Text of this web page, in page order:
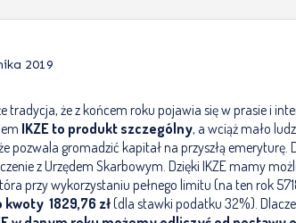
2019
tradycja, że z końcem roku pojawia się w prasie i
IKZE to produkt szczególny, a wciąż mało
pozwala gromadzić kapitał na przyszłą
z Urzędem Skarbowym. Dzięki IKZE mamy
przy wykorzystaniu pełnego limitu (na ten rok
1829,76 zł(dla stawki podatku 32%).